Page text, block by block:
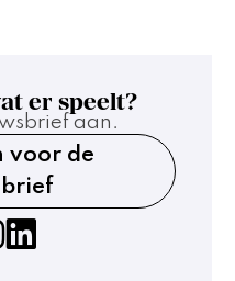
er speelt?
aan.
voor de